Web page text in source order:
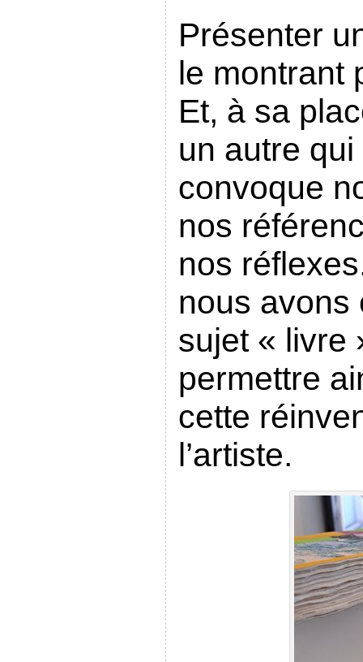
Présenter
le montrant
Et, à sa
un autre
convoque
nos
nos
nous avons
sujet « livre
permettre
cette
l’artiste.